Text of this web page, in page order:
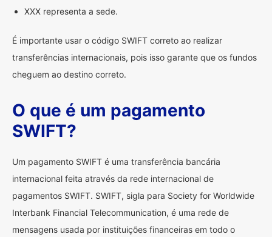
XXX representa a sede.
É importante usar o código SWIFT correto ao realizar
transferências internacionais, pois isso garante que os fundos
cheguem ao destino correto.
O que é um pagamento
SWIFT?
Um pagamento SWIFT é uma transferência bancária
internacional feita através da rede internacional de
pagamentos SWIFT. SWIFT, sigla para Society for Worldwide
Interbank Financial Telecommunication, é uma rede de
mensagens usada por instituições financeiras em todo o